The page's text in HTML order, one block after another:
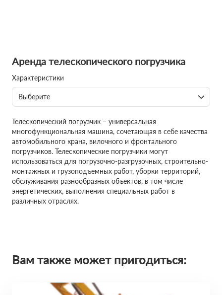
Аренда телескопического погрузчика
Характеристики
Выберите
Телескопический погрузчик – универсальная
многофункциональная машина, сочетающая в себе качества
автомобильного крана, вилочного и фронтального
погрузчиков. Телескопические погрузчики могут
использоваться для погрузочно-разгрузочных, строительно-
монтажных и грузоподъемных работ, уборки территорий,
обслуживания разнообразных объектов, в том числе
энергетических, выполнения специальных работ в
различных отраслях.
Вам также может пригодиться: